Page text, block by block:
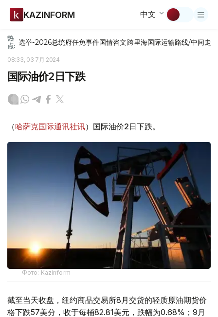
KAZINFORM 中文
热
点: 选举-2026总统府任免事件国情咨文跨里海国际运输路线/中间走廊
08:33, 03 7月 2024
国际油价2日下跌
（哈萨克国际通讯社讯）国际油价2日下跌。
Фото: Kazinform
截至当天收盘，纽约商品交易所8月交货的轻质原油期货价
格下跌57美分，收于每桶82.81美元，跌幅为0.68%；9月